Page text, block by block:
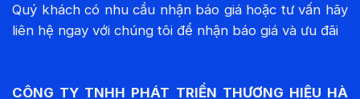
Quý khách có nhu cầu nhận báo giá hoặc tư vấn hãy
liên hệ ngay với chúng tôi để nhận báo giá và ưu đãi
CÔNG TY TNHH PHÁT TRIỂN THƯƠNG HIỆU HÀ